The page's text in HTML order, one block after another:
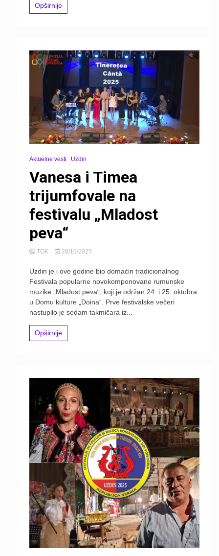
Opširnije
Aktuelne vesti Uzdin
Vanesa i Timea
trijumfovale na
festivalu „Mladost
peva“
TOK 28/10/2025
Uzdin je i ove godine bio domaćin tradicionalnog
Festivala popularne novokomponovane rumunske
muzike „Mladost peva“, koji je održan 24. i 25. oktobra
u Domu kulture „Doina“. Prve festivalske večeri
nastupilo je sedam takmičara iz...
Opširnije